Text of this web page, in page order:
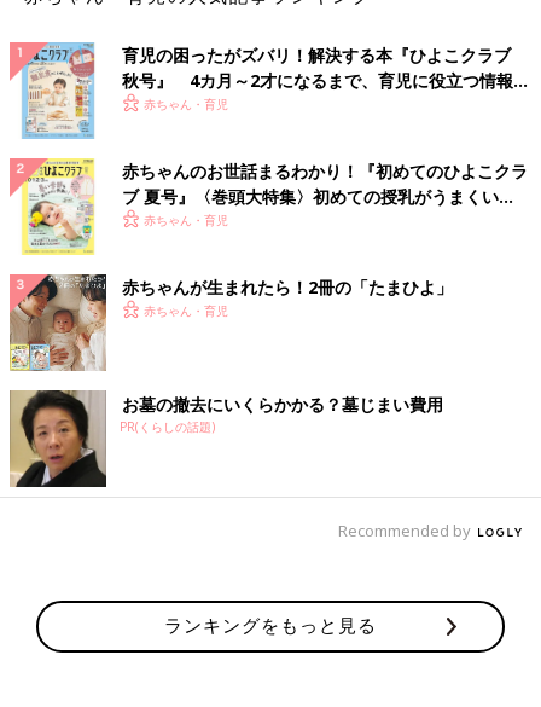
原因を「子どもの時間管理ができない親」にあるのではないかと
推論しています。また「長時間テレビを見ると言葉が遅れる
か？」という別の調査によれば、家族と会話をしながらテレビを
見ている家庭では、テレビ視聴時間の多寡は言語の発達にまった
く影響がないことがわかっています。テレビだけでなく、インタ
ラクティブメディアであるゲーム、スマートフォン等についても
基本的には同じこと。大切なのは、おうちのかたの関わり方・使
い方次第であり、 子どもの生活習慣を常識的な範囲でコントロー
ルできるか
（河村）わが家は小学１年生の娘がおり、仕事柄、iPad発売日に
買い与えてしまいました（笑）。初めの頃こそ「新しいメディ
ア」ということで夢中になって遊んでいましたが、次第に使わな
くなり、今ではまったく遊んでいません。その時々で子どものブ
ームもあるでしょうが、今では絵を描いたり、本を読んだりする
ことの方が楽しいようです。思うに、「新しいメディア」と恐れ
ているのは大人だけであって、
選択肢の中のひとつでしかないんだ、と実感しています。
くは家庭で放任していることが問題だったということだったので
す。だとすると、やはりかかわらせ方・使い方が問題ということ
になると思います。もう子どもからデジタルツールを全部取り上
育児の困ったがズバリ！解決する本『ひよこクラブ
秋号』 4カ月～2才になるまで、育児に役立つ情報が
いっぱい！
赤ちゃん・育児
赤ちゃんのお世話まるわかり！『初めてのひよこクラ
ブ 夏号』〈巻頭大特集〉初めての授乳がうまくい
く！ おっぱい・ミルクの基本と夏のトラブル 解決テ
赤ちゃん・育児
赤ちゃんが生まれたら！2冊の「たまひよ」
赤ちゃん・育児
お墓の撤去にいくらかかる？墓じまい費用
PR(くらしの話題)
Recommended by
ランキングをもっと見る